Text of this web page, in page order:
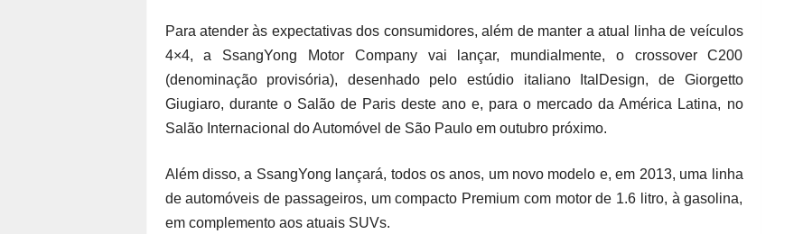
Para atender às expectativas dos consumidores, além de manter a atual linha de veículos
4×4, a SsangYong Motor Company vai lançar, mundialmente, o crossover C200
(denominação provisória), desenhado pelo estúdio italiano ItalDesign, de Giorgetto
Giugiaro, durante o Salão de Paris deste ano e, para o mercado da América Latina, no
Salão Internacional do Automóvel de São Paulo em outubro próximo.
Além disso, a SsangYong lançará, todos os anos, um novo modelo e, em 2013, uma linha
de automóveis de passageiros, um compacto Premium com motor de 1.6 litro, à gasolina,
em complemento aos atuais SUVs.